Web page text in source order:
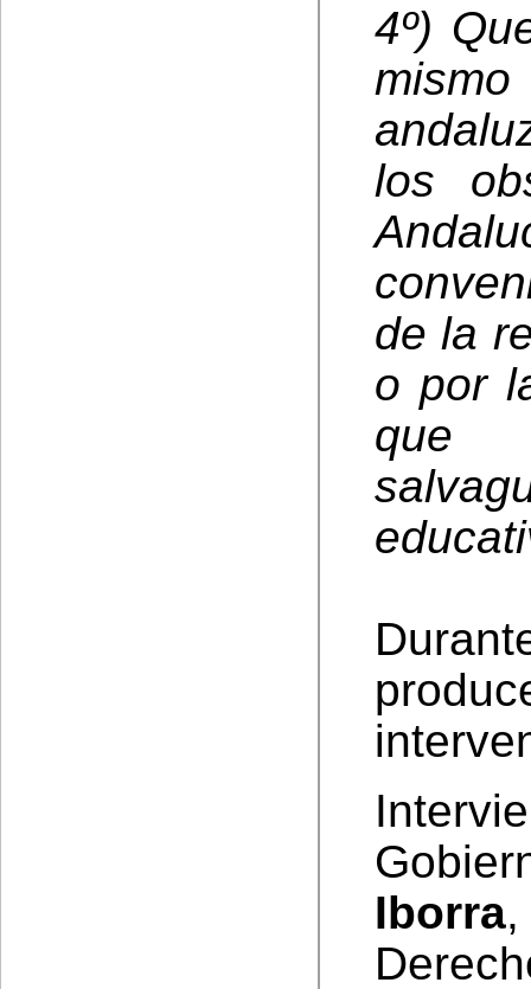
4º)
los
de la
o por
que
Iborra